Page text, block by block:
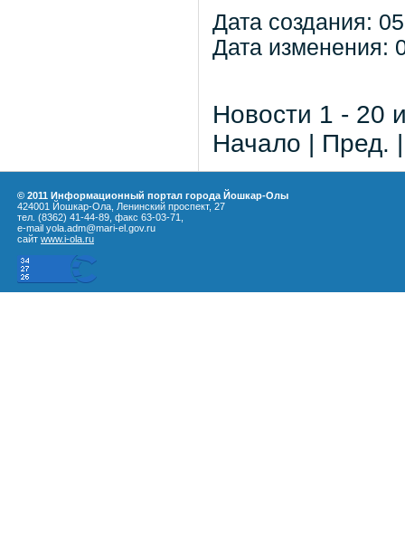
Дата создания:
Дата изменения:
Новости 1 - 20
Начало | Пред.
© 2011 Информационный портал города Йошкар-Олы
424001 Йошкар-Ола, Ленинский проспект, 27
тел. (8362) 41-44-89, факс 63-03-71,
e-mail yola.adm@mari-el.gov.ru
сайт www.i-ola.ru